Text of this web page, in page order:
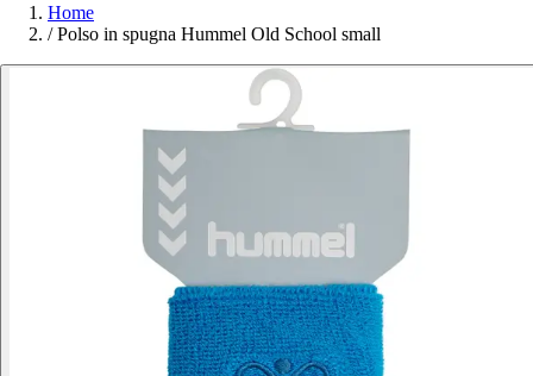
Home
/ Polso in spugna Hummel Old School small